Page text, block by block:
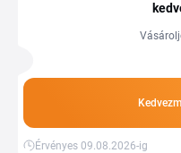
Érvényes 09.08.2026-ig